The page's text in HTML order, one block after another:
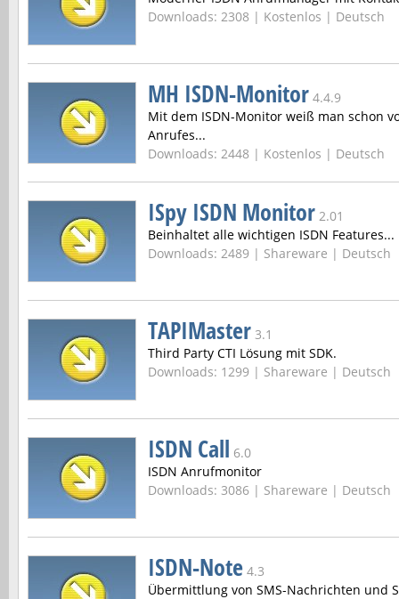
Downloads: 2308 | Kostenlos | Deutsch
MH ISDN-Monitor 4.4.9
Mit dem ISDN-Monitor weiß man schon
Anrufes...
Downloads: 2448 | Kostenlos | Deutsch
ISpy ISDN Monitor 2.01
Beinhaltet alle wichtigen ISDN Features...
Downloads: 2489 | Shareware | Deutsch
TAPIMaster 3.1
Third Party CTI Lösung mit SDK.
Downloads: 1299 | Shareware | Deutsch
ISDN Call 6.0
ISDN Anrufmonitor
Downloads: 3086 | Shareware | Deutsch
ISDN-Note 4.3
Übermittlung von SMS-Nachrichten und